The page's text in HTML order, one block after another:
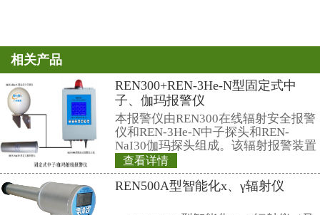
自由基定义：带有一个或多个不
或原子团。
(一)间接作用主要是指辐射通过
物（ H·，OH·，ea-q，H2，H2O2
子的作用，引起后者的损伤。
(二）自由基的损伤机制